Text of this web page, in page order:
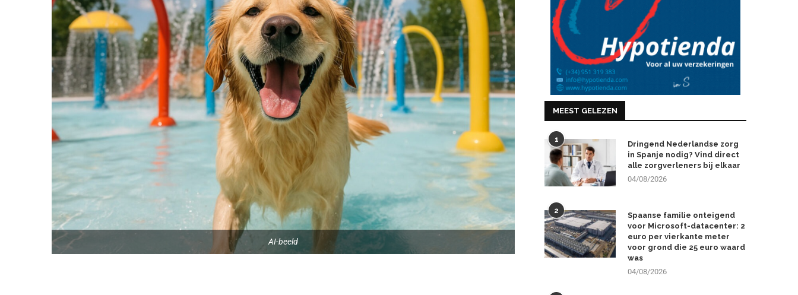
AI-beeld
MEEST GELEZEN
1
Dringend Nederlandse zorg
in Spanje nodig? Vind direct
alle zorgverleners bij elkaar
04/08/2026
2
Spaanse familie onteigend
voor Microsoft-datacenter: 2
euro per vierkante meter
voor grond die 25 euro waard
was
04/08/2026